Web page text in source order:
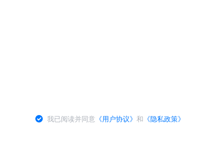
我已阅读并同意 《用户协议》和 《隐私政策》